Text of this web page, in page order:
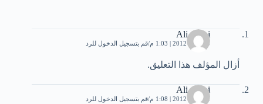
Ali Alani
30 مايو، 2012 | 1:03 م قم بتسجيل الدخول للرد
أزال المؤلف هذا التعليق.
Ali Alani
30 مايو، 2012 | 1:08 م قم بتسجيل الدخول للرد